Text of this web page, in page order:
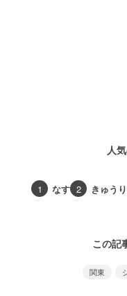
人
1 なす 2 きゅうり
この記
関東